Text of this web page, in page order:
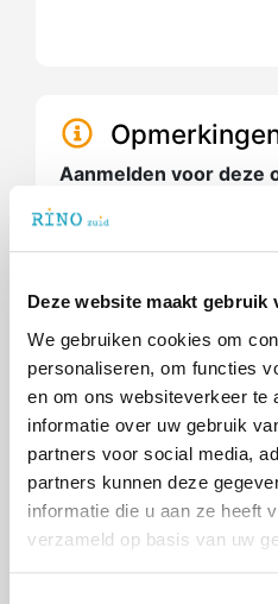
Deze website maakt gebruik
We gebruiken cookies om
personaliseren, om functies
en om ons websiteverkeer te
informatie over uw gebruik
partners voor social media,
partners kunnen deze
informatie die u aan ze heeft
verzameld op basis van uw
Aanmelden voor deze
Je kunt je aanmelden
door op de button
Daarnaast willen we je
volgen en je CV te
mhp@rinozuid.nl. Naar
nemen we zo spoedig
je op. Een
hoofddocent maakt
aanmeldingsprocedure
Kosten
De kosten voor deze
€6.150,- exclusief reis-